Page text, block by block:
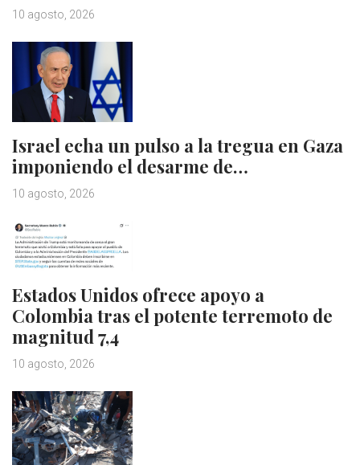
10 agosto, 2026
Israel echa un pulso a la tregua en Gaza
imponiendo el desarme de…
10 agosto, 2026
Estados Unidos ofrece apoyo a
Colombia tras el potente terremoto de
magnitud 7,4
10 agosto, 2026